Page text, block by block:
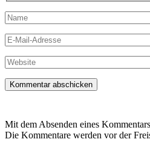
Name
E-
Mail-
Adresse
Website
Mit dem Absenden eines
Die Kommentare werden vor der